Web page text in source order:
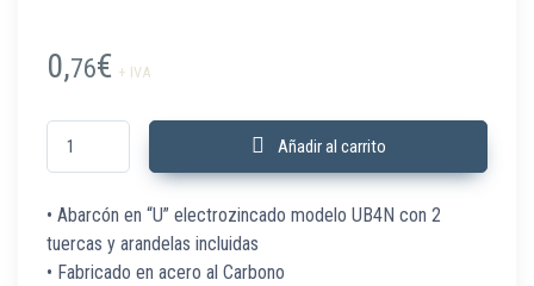
0,76€ + IVA
UB4N042M6 Abarcón en U 1 1/4" DN32 M6 H=71 mm 1 Ud cantidad
Añadir al carrito
• Abarcón en “U” electrozincado modelo UB4N con 2
tuercas y arandelas incluidas
• Fabricado en acero al Carbono